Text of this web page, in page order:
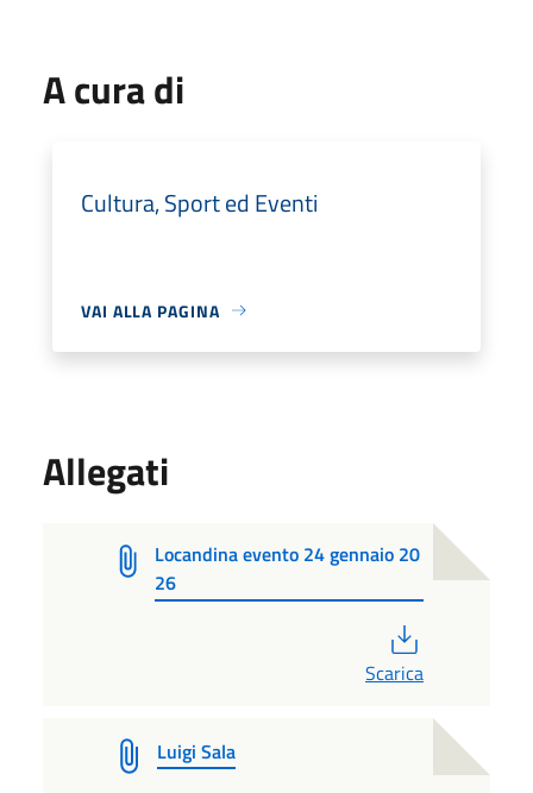
A cura di
Cultura, Sport ed Eventi
VAI ALLA PAGINA
Allegati
Locandina evento 24 gennaio 20
26
Scarica
Luigi Sala